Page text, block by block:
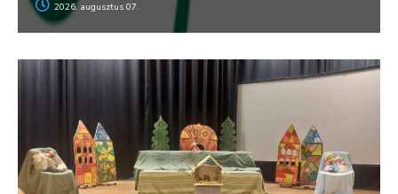
2026. augusztus 07.